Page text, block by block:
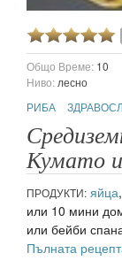
Общо Време: 10
Ниво: лесно
РИБА
Кумато
ПРОДУКТИ: яйца,
или 10 мини
или бейби
Пълната